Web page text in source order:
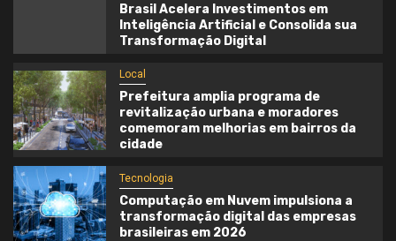
Brasil Acelera Investimentos em
Inteligência Artificial e Consolida sua
Transformação Digital
Local
Prefeitura amplia programa de
revitalização urbana e moradores
comemoram melhorias em bairros da
cidade
Tecnologia
Computação em Nuvem impulsiona a
transformação digital das empresas
brasileiras em 2026